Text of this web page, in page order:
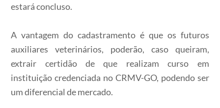
estará concluso.
A vantagem do cadastramento é que os futuros
auxiliares veterinários, poderão, caso queiram,
extrair certidão de que realizam curso em
instituição credenciada no CRMV-GO, podendo ser
um diferencial de mercado.